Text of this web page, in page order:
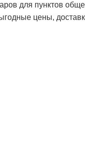
для пунктов
цены,